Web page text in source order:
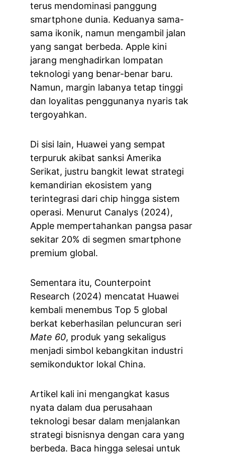
terus mendominasi panggung
smartphone dunia. Keduanya sama-
sama ikonik, namun mengambil jalan
yang sangat berbeda. Apple kini
jarang menghadirkan lompatan
teknologi yang benar-benar baru.
Namun, margin labanya tetap tinggi
dan loyalitas penggunanya nyaris tak
tergoyahkan.
Di sisi lain, Huawei yang sempat
terpuruk akibat sanksi Amerika
Serikat, justru bangkit lewat strategi
kemandirian ekosistem yang
terintegrasi dari chip hingga sistem
operasi. Menurut Canalys (2024),
Apple mempertahankan pangsa pasar
sekitar 20% di segmen smartphone
premium global.
Sementara itu, Counterpoint
Research (2024) mencatat Huawei
kembali menembus Top 5 global
berkat keberhasilan peluncuran seri
Mate 60, produk yang sekaligus
menjadi simbol kebangkitan industri
semikonduktor lokal China.
Artikel kali ini mengangkat kasus
nyata dalam dua perusahaan
teknologi besar dalam menjalankan
strategi bisnisnya dengan cara yang
berbeda. Baca hingga selesai untuk